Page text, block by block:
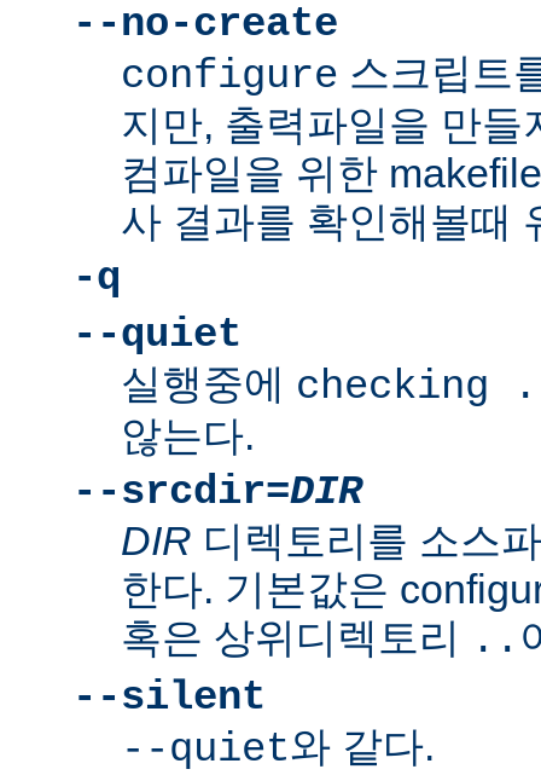
--no-create
configure 스크립트
지만, 출력파일을 만들
컴파일을 위한
사 결과를 확인해볼때
-q
--quiet
실행중에 checking
않는다.
--srcdir=DIR
DIR 디렉토리를 소스
한다. 기본값은
혹은 상위디렉토리 ..
--silent
--quiet와 같다.